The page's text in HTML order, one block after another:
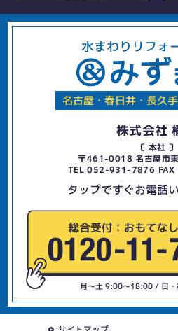
水まわりリフォ
名古屋・春日井・長久
株式会社
〔 本社 〕
〒461-0018 名古屋市
TEL 052-931-7876
タップですぐお電話
月〜土 9:00〜18:00 / 日